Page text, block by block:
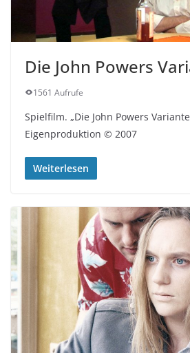
Die John Powers
1561 Aufrufe
Spielfilm. „Die John Powers
Eigenproduktion © 2007
Weiterlesen